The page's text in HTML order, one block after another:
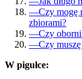
—Czy mogę
zbiorami?
—Czy
—Czy
W pigułce: